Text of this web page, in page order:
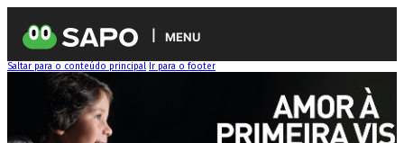
MENU
Saltar para o conteúdo principal Ir para o footer